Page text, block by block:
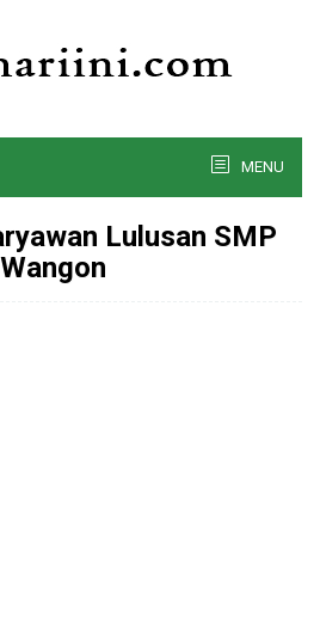
MENU
Lulusan SMP
Wangon